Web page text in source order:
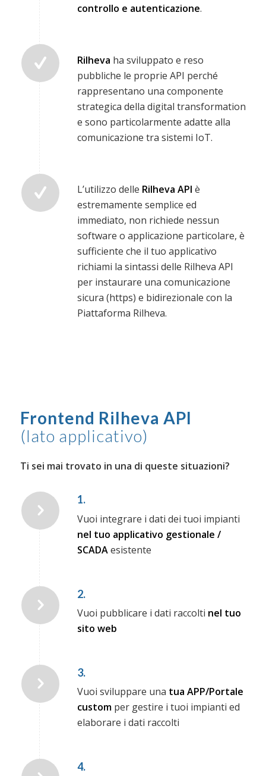
controllo e autenticazione.
Rilheva ha sviluppato e reso
pubbliche le proprie API perché
rappresentano una componente
strategica della digital transformation
e sono particolarmente adatte alla
comunicazione tra sistemi IoT.
L’utilizzo delle Rilheva API è
estremamente semplice ed
immediato, non richiede nessun
software o applicazione particolare, è
sufficiente che il tuo applicativo
richiami la sintassi delle Rilheva API
per instaurare una comunicazione
sicura (https) e bidirezionale con la
Piattaforma Rilheva.
Frontend Rilheva API
(lato applicativo)
Ti sei mai trovato in una di queste situazioni?
1.
Vuoi integrare i dati dei tuoi impianti
nel tuo applicativo gestionale /
SCADAesistente
2.
Vuoi pubblicare i dati raccolti nel tuo
sito web
3.
Vuoi sviluppare una tua APP/Portale
customper gestire i tuoi impianti ed
elaborare i dati raccolti
4.